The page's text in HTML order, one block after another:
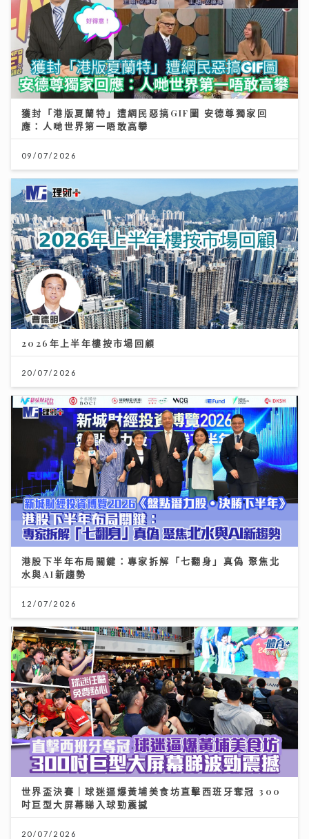
獲封「港版夏蘭特」遭網民惡搞GIF圖 安德尊獨家回
應：人哋世界第一唔敢高攀
09/07/2026
2026年上半年樓按市場回顧
20/07/2026
港股下半年布局關鍵：專家拆解「七翻身」真偽 聚焦北
水與AI新趨勢
12/07/2026
世界盃決賽｜球迷逼爆黃埔美食坊直擊西班牙奪冠 300
吋巨型大屏幕睇入球勁震撼
20/07/2026